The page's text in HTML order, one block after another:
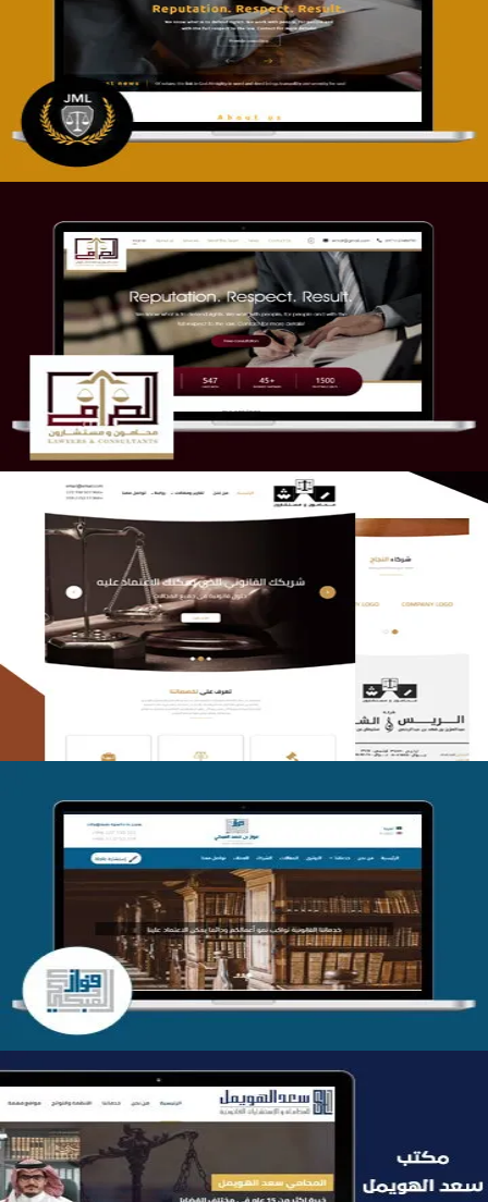
تصميم موقع آل جبار والمزارقة للمحاماة
التفاصيل
موقع الصرامي للمحاماة
التفاصيل
الريس والشعلان للمحاماة
التفاصيل
موقع فواز المبكي للمحاماة
التفاصيل
موقع سعد الهويمل للمحاماة